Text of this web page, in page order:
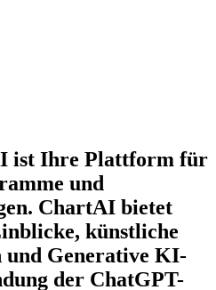
ist Ihre Plattform für
und
ChartAI bietet
künstliche
und Generative KI-
der ChatGPT-